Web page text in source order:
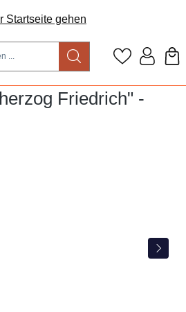
Friedrich" -